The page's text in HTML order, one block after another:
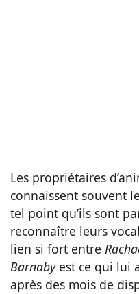
Les propriétaires
connaissent souvent
tel point qu’ils sont
reconnaître leurs
lien si fort entre
Barnabyest ce qui lui
après des mois de